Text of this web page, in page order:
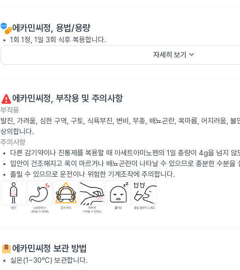
에카민씨정, 용법/용량
1회 1정, 1일 3회 식후 복용합니다.
자세히 보기 keyboard_arrow_down
에카민씨정, 부작용 및 주의사항
부작용
발진, 가려움, 심한 구역, 구토, 식욕부진, 변비, 부종, 배뇨곤란, 목마름, 어지러움,
상의합니다.
주의사항
다른 감기약이나 진통제를 복용할 때 아세트아미노펜의 1일 총량이 4g을 넘지 않
입안이 건조해지고 목이 마르거나 배뇨곤란이 나타날 수 있으므로 충분한 수분을
졸릴 수 있으므로 운전이나 위험한 기계조작에 주의합니다.
에카민씨정 보관 방법
실온(1~30℃) 보관합니다.